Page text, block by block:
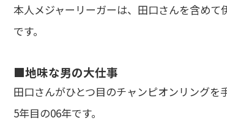
本人メジャーリーガーは、田口さんを含め
です。
■地味な男の大仕事
田口さんがひとつ目のチャンピオンリング
5年目の06年です。